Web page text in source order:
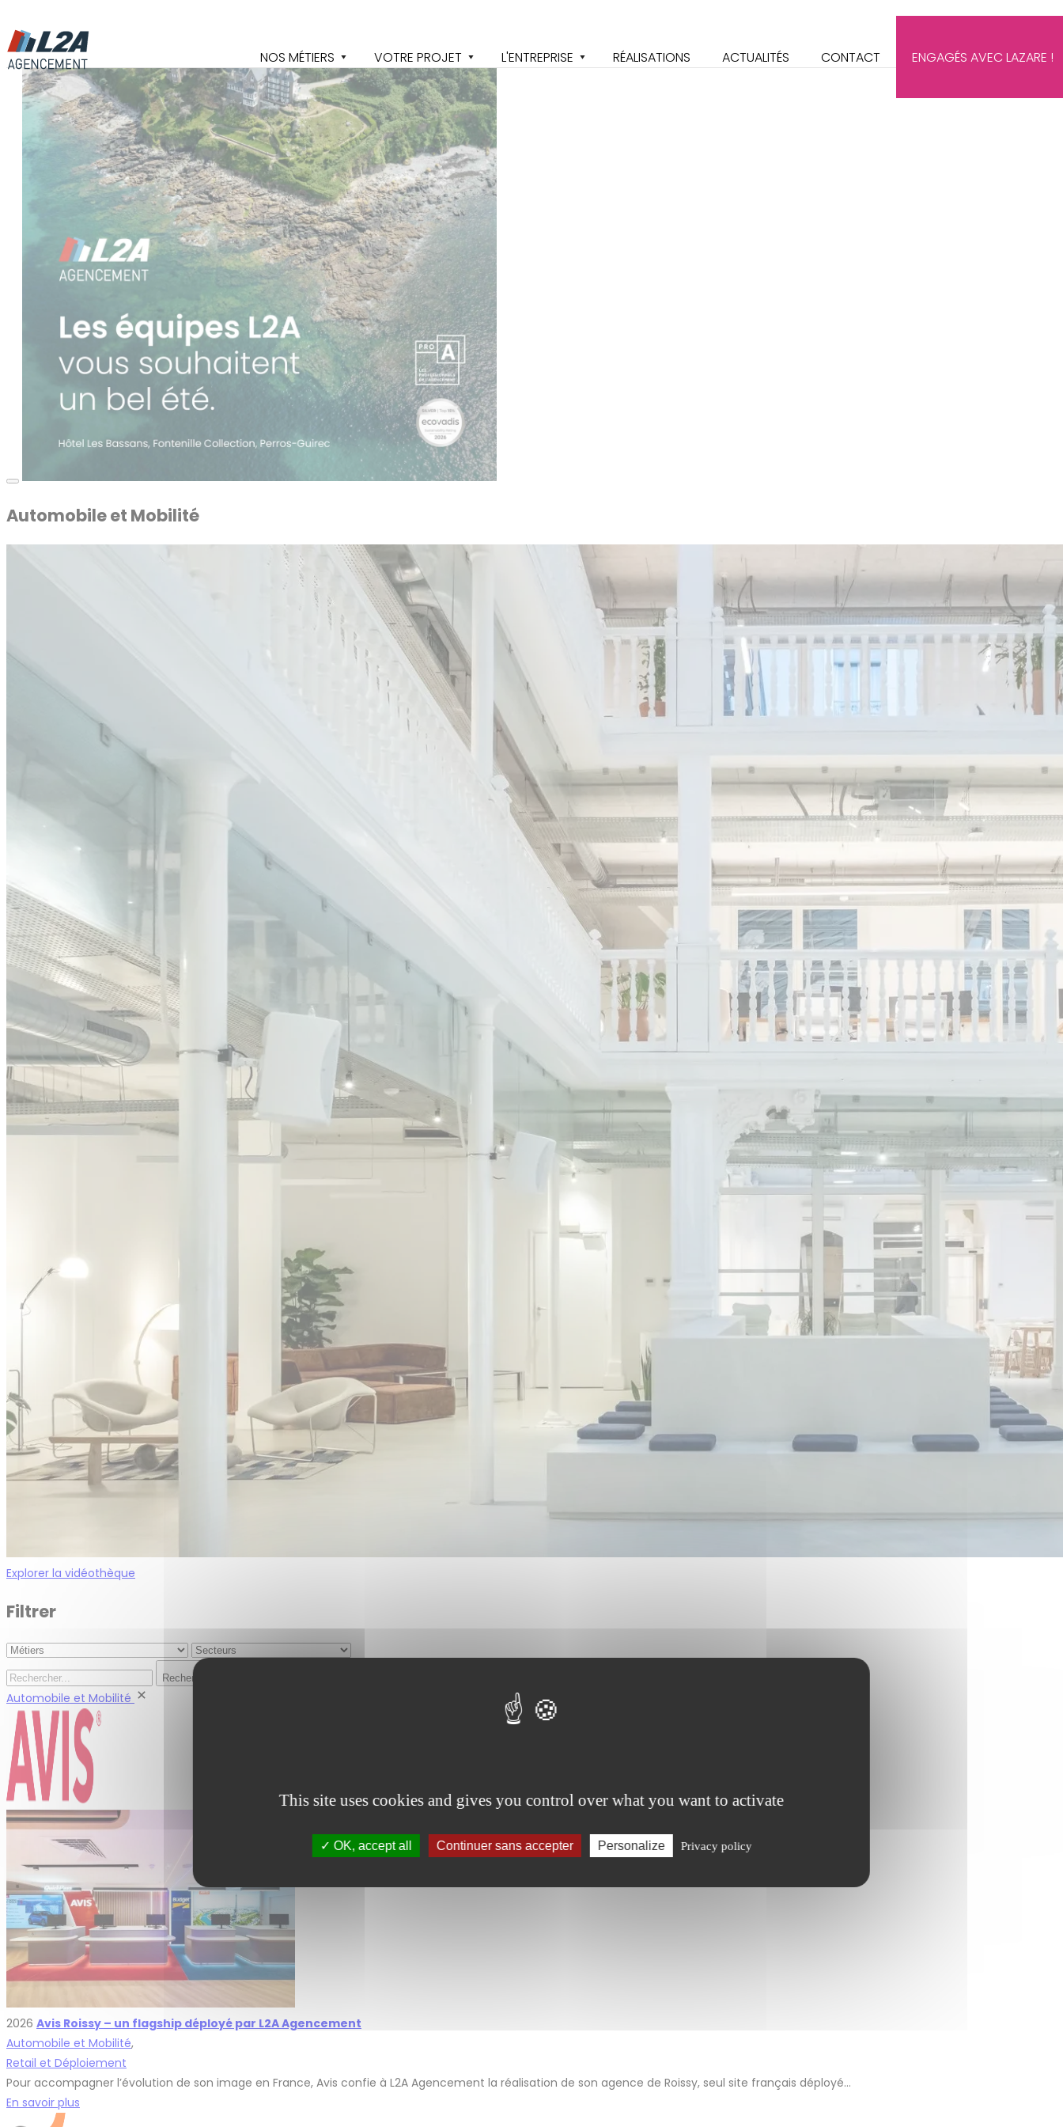
This site uses cookies and gives you control over what you want to activate
OK, accept all Continuer sans accepter Personalize Privacy policy
NOS MÉTIERS VOTRE PROJET L'ENTREPRISE RÉALISATIONS ACTUALITÉS CONTACT ENGAGÉS AVEC LAZARE !
Automobile et Mobilité
Explorer la vidéothèque
Filtrer
Rechercher
Automobile et Mobilité
2026 Avis Roissy – un flagship déployé par L2A Agencement
Automobile et Mobilité,
Retail et Déploiement
Pour accompagner l’évolution de son image en France, Avis confie à L2A Agencement la réalisation de son agence de Roissy, seul site français déployé…
En savoir plus